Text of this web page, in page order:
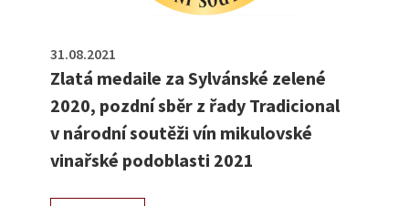
Zlatá medaile za Sylvánské zelené
2020, pozdní sběr z řady Tradicional
v národní soutěži vín mikulovské
vinařské podoblasti 2021
31.08.2021